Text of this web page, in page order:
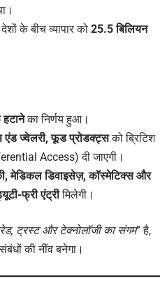
के बीच व्यापार को 25.5 बिलियन
का निर्णय हुआ।
ज्वेलरी, फूड प्रोडक्ट्सको ब्रिटिश
Access) दी जाएगी।
मेडिकल डिवाइसेज़, कॉस्मेटिक्स और
फ्री एंट्रीमिलेगी।
ट्रस्ट और टेक्नोलॉजी का संगम” है,
की नींव बनेगा।